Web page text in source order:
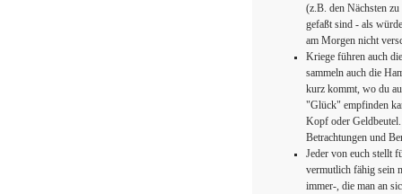
(z.B. den Nächsten
gefaßt sind - als
am Morgen nicht
Kriege führen auch
sammeln auch die
kurz kommt, wo du
"Glück" empfinden
Kopf oder
Betrachtungen und
Jeder von euch stellt
vermutlich fähig sein
immer-, die man an